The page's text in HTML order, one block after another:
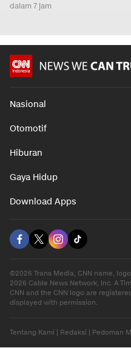
dalam 7 jam
Nasional
Otomotif
Hiburan
Gaya Hidup
Download Apps
©2026 Trans Media, CNN name,
2026 Cable News Network, Inc. A
CNN and the CNN logo are
displayed with permission.
Tentang Kami Redaksi Pedoman